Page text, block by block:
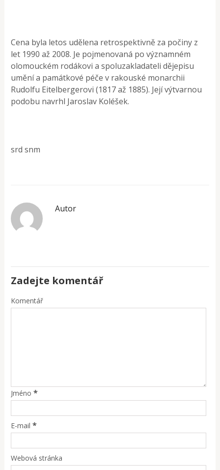
Cena byla letos udělena retrospektivně za počiny z
let 1990 až 2008. Je pojmenovaná po významném
olomouckém rodákovi a spoluzakladateli dějepisu
umění a památkové péče v rakouské monarchii
Rudolfu Eitelbergerovi (1817 až 1885). Její výtvarnou
podobu navrhl Jaroslav Koléšek.
srd snm
Autor
Zadejte komentář
Komentář
Jméno *
E-mail *
Webová stránka